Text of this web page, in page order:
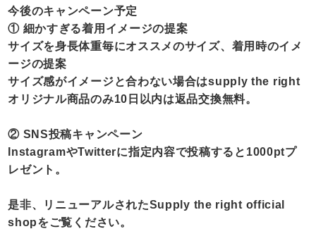
今後のキャンペーン予定
① 細かすぎる着用イメージの提案
サイズを身長体重毎にオススメのサイズ、着用時のイメ
ージの提案
サイズ感がイメージと合わない場合はsupply the right
オリジナル商品のみ10日以内は返品交換無料。
② SNS投稿キャンペーン
InstagramやTwitterに指定内容で投稿すると1000ptプ
レゼント。
是非、リニューアルされたSupply the right official
shopをご覧ください。